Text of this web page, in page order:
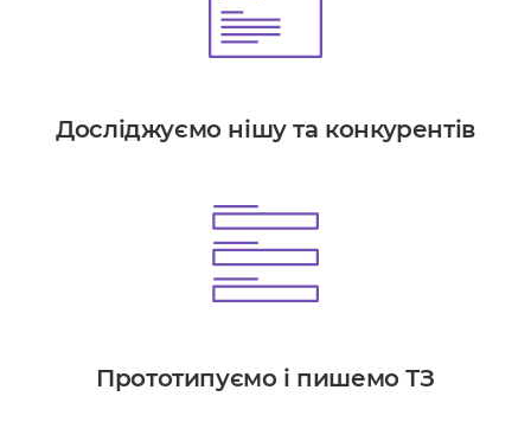
Досліджуємо нішу та конкурентів
Прототипуємо і пишемо ТЗ